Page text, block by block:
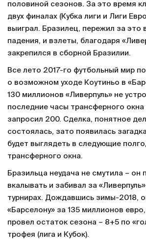
половиной сезонов. За это время
двух финалах (Кубка лиги и Лиги
выиграл. Бразилец, пережил за это
падения, и взлеты, благодаря
закрепился в сборной Бразилии.
Все лето 2017-го футбольный мир
о возможном уходе Коутиньо в
130 миллионов «Ливерпуль» не
последние часы трансферного окна
запросил 200. Сделка, понятное
состоялась, зато появилась
будет выглядеть в следующие
трансферного окна.
Бразильца неудача не смутила – он
вкалывать и забивал за
турнирах. Дождавшись зимы-2018,
«Барселону» за 135 миллионов
провел остаток сезона – 8+5 по
трофея (лига и Кубок).